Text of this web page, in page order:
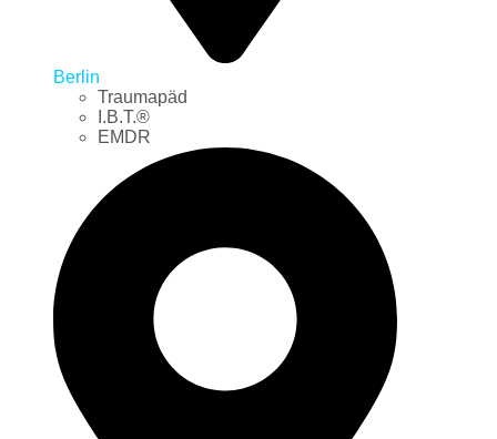
Berlin
Traumapäd
I.B.T.®
EMDR